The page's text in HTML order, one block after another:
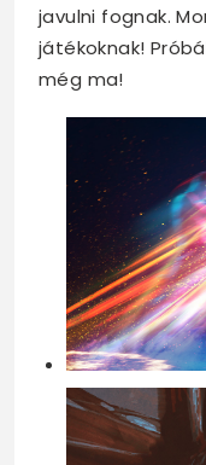
javulni fognak.
játékoknak!
még ma!